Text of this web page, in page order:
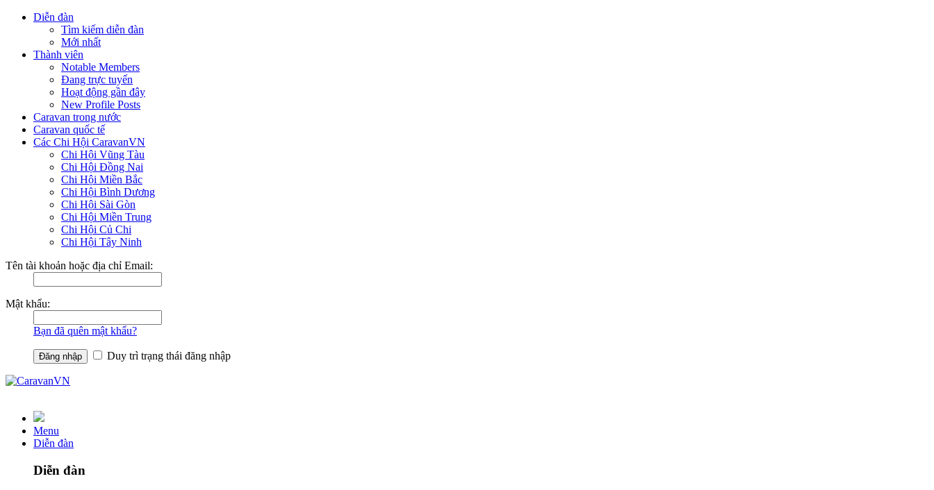
Diễn đàn
Tìm kiếm diễn đàn
Mới nhất
Thành viên
Notable Members
Đang trực tuyến
Hoạt động gần đây
New Profile Posts
Caravan trong nước
Caravan quốc tế
Các Chi Hội CaravanVN
Chi Hội Vũng Tàu
Chi Hội Đồng Nai
Chi Hội Miền Bắc
Chi Hội Bình Dương
Chi Hội Sài Gòn
Chi Hội Miền Trung
Chi Hội Củ Chi
Chi Hội Tây Ninh
Tên tài khoản hoặc địa chỉ Email:
Mật khẩu:
Bạn đã quên mật khẩu?
Duy trì trạng thái đăng nhập
Menu
Diễn đàn
Diễn đàn